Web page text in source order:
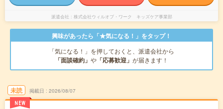
派遣会社 株式会社ウィルオブ・ワーク キッズケア事業部
興味があったら「★気になる！」をタップ！
「気になる！」を押しておくと、派遣会社から
「面談確約」 や 「応募歓迎」 が届きます！
未読
NEW
掲載日 2026/08/07